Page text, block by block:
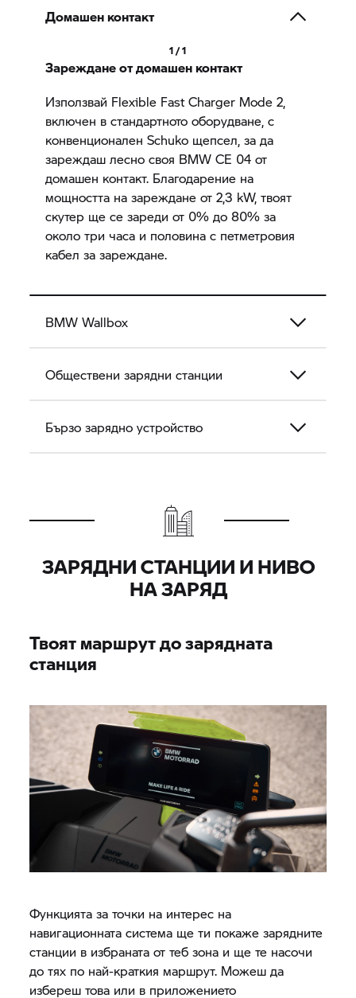
Домашен контакт
1 / 1
Зареждане от домашен контакт
Използвай Flexible Fast Charger Mode 2,
включен в стандартното оборудване, с
конвенционален Schuko щепсел, за да
зареждаш лесно своя BMW CE 04 от
домашен контакт. Благодарение на
мощността на зареждане от 2,3 kW, твоят
скутер ще се зареди от 0% до 80% за
около три часа и половина с петметровия
кабел за зареждане.
BMW Wallbox
Обществени зарядни станции
Бързо зарядно устройство
ЗАРЯДНИ СТАНЦИИ И НИВО
НА ЗАРЯД
Твоят маршрут до зарядната
станция
Функцията за точки на интерес на
навигационната система ще ти покаже зарядните
станции в избраната от теб зона и ще те насочи
до тях по най-краткия маршрут. Можеш да
избереш това или в приложението